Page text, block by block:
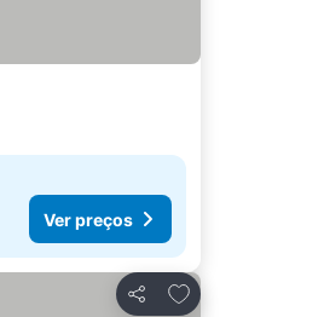
Ver preços
Partilhar
Adicionar aos